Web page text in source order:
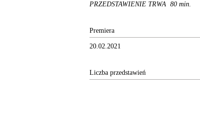
PRZEDSTAWIENIE TRWA 80 min.
Premiera
20.02.2021
Liczba przedstawień